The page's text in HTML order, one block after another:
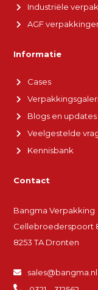
Industriële
AGF
Informatie
Cases
Blogs en updates
Veelgestelde
Kennisbank
Contact
Bangma Verpakking
Cellebroederspoort
8253 TA Dronten
sales@bangma.nl